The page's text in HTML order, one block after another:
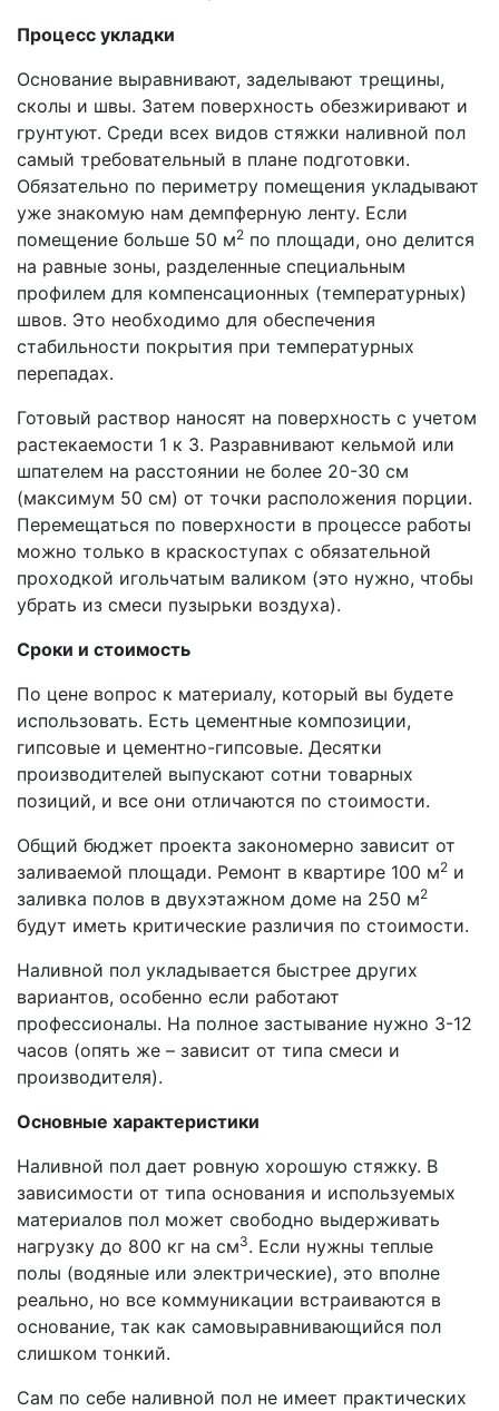
Процесс укладки
Основание выравнивают, заделывают трещины,
сколы и швы. Затем поверхность обезжиривают и
грунтуют. Среди всех видов стяжки наливной пол
самый требовательный в плане подготовки.
Обязательно по периметру помещения укладывают
уже знакомую нам демпферную ленту. Если
помещение больше 50 м2 по площади, оно делится
на равные зоны, разделенные специальным
профилем для компенсационных (температурных)
швов. Это необходимо для обеспечения
стабильности покрытия при температурных
перепадах.
Готовый раствор наносят на поверхность с учетом
растекаемости 1 к 3. Разравнивают кельмой или
шпателем на расстоянии не более 20-30 см
(максимум 50 см) от точки расположения порции.
Перемещаться по поверхности в процессе работы
можно только в краскоступах с обязательной
проходкой игольчатым валиком (это нужно, чтобы
убрать из смеси пузырьки воздуха).
Сроки и стоимость
По цене вопрос к материалу, который вы будете
использовать. Есть цементные композиции,
гипсовые и цементно-гипсовые. Десятки
производителей выпускают сотни товарных
позиций, и все они отличаются по стоимости.
Общий бюджет проекта закономерно зависит от
заливаемой площади. Ремонт в квартире 100 м2 и
заливка полов в двухэтажном доме на 250 м2
будут иметь критические различия по стоимости.
Наливной пол укладывается быстрее других
вариантов, особенно если работают
профессионалы. На полное застывание нужно 3-12
часов (опять же – зависит от типа смеси и
производителя).
Основные характеристики
Наливной пол дает ровную хорошую стяжку. В
зависимости от типа основания и используемых
материалов пол может свободно выдерживать
нагрузку до 800 кг на см3. Если нужны теплые
полы (водяные или электрические), это вполне
реально, но все коммуникации встраиваются в
основание, так как самовыравнивающийся пол
слишком тонкий.
Сам по себе наливной пол не имеет практических